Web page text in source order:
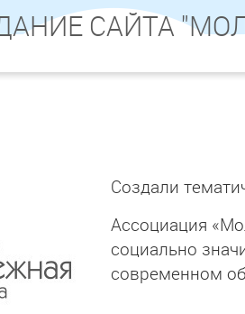
САЙТА
Создали
Ассоциация
социально
современном